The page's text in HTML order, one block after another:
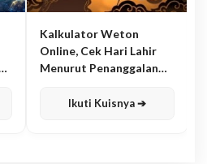
Kalkulator Weton
Online, Cek Hari Lahir
Menurut Penanggalan
Ikuti Kuisnya ➔